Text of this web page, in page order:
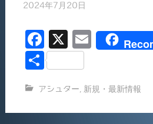
2024年7月20日
F
a
e
b
X
E
l
共
アシュター 新規・最新情報